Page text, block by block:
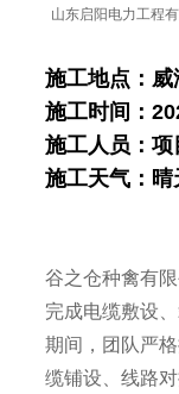
山东启阳电力工程
施工地点：威
施工时间：
施工人员：
施工天气：
谷之仓种禽有
完成电缆敷设
期间，团队严
缆铺设、线路